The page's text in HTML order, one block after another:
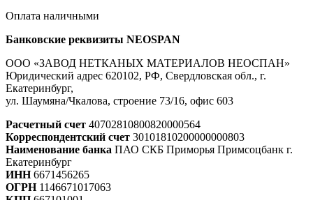
Оплата наличными
Банковские реквизиты NEOSPAN
ООО «ЗАВОД НЕТКАНЫХ МАТЕРИАЛОВ НЕОСПАН»
Юридический адрес 620102, РФ, Свердловская обл., г.
Екатеринбург,
ул. Шаумяна/Чкалова, строение 73/16, офис 603
Расчетный счет 40702810800820000564
Корреспондентский счет 30101810200000000803
Наименование банка ПАО СКБ Приморья Примсоцбанк г.
Екатеринбург
ИНН6671456265
ОГРН1146671017063